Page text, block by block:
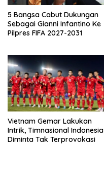
5 Bangsa Cabut Dukungan
Sebagai Gianni Infantino Ke
Pilpres FIFA 2027-2031
Vietnam Gemar Lakukan
Intrik, Timnasional Indonesia
Diminta Tak Terprovokasi